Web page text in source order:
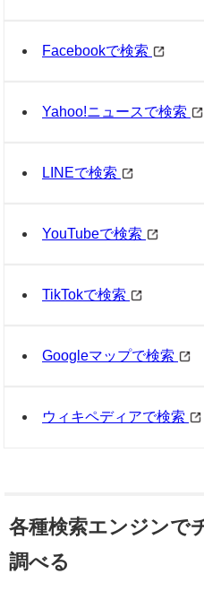
Facebookで検索
Yahoo!ニュースで検索
LINEで検索
YouTubeで検索
TikTokで検索
Googleマップで検索
ウィキペディアで検索
各種検索エンジンで
調べる